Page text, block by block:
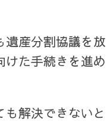
遺産分割協議を放
けた手続きを進め
解決できないと